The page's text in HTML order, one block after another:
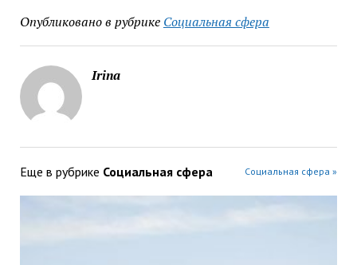
Опубликовано в рубрике Социальная сфера
Irina
Еще в рубрике Социальная сфера Социальная сфера »